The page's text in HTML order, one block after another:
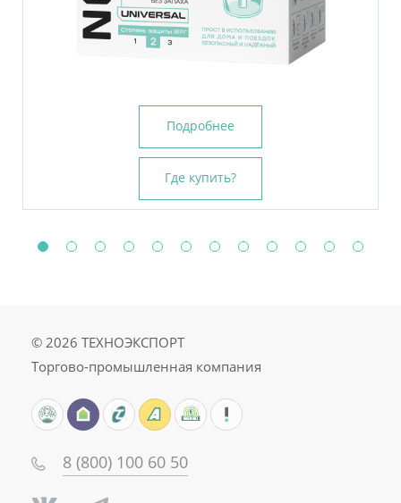
Подробнее
Где купить?
Подробнее
© 2026
ТЕХНОЭКСПОРТ
Торгово-промышленная компания
8 (800) 100 60 50